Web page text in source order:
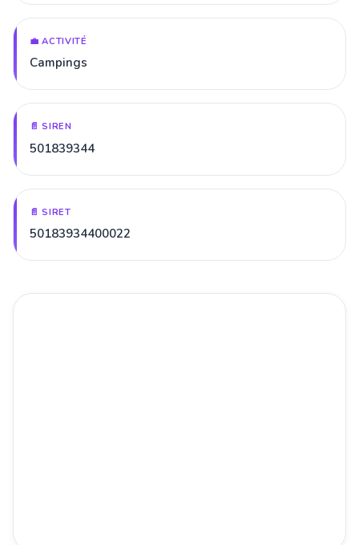
💼 ACTIVITÉ
Campings
📄 SIREN
501839344
📄 SIRET
50183934400022